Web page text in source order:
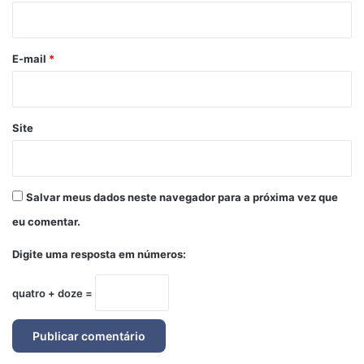
*
E-mail *
Site
Salvar meus dados neste navegador para a próxima vez que
eu comentar.
Digite uma resposta em números:
quatro + doze =